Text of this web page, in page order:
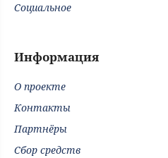
Социальное
Информация
О проекте
Контакты
Партнёры
Сбор средств